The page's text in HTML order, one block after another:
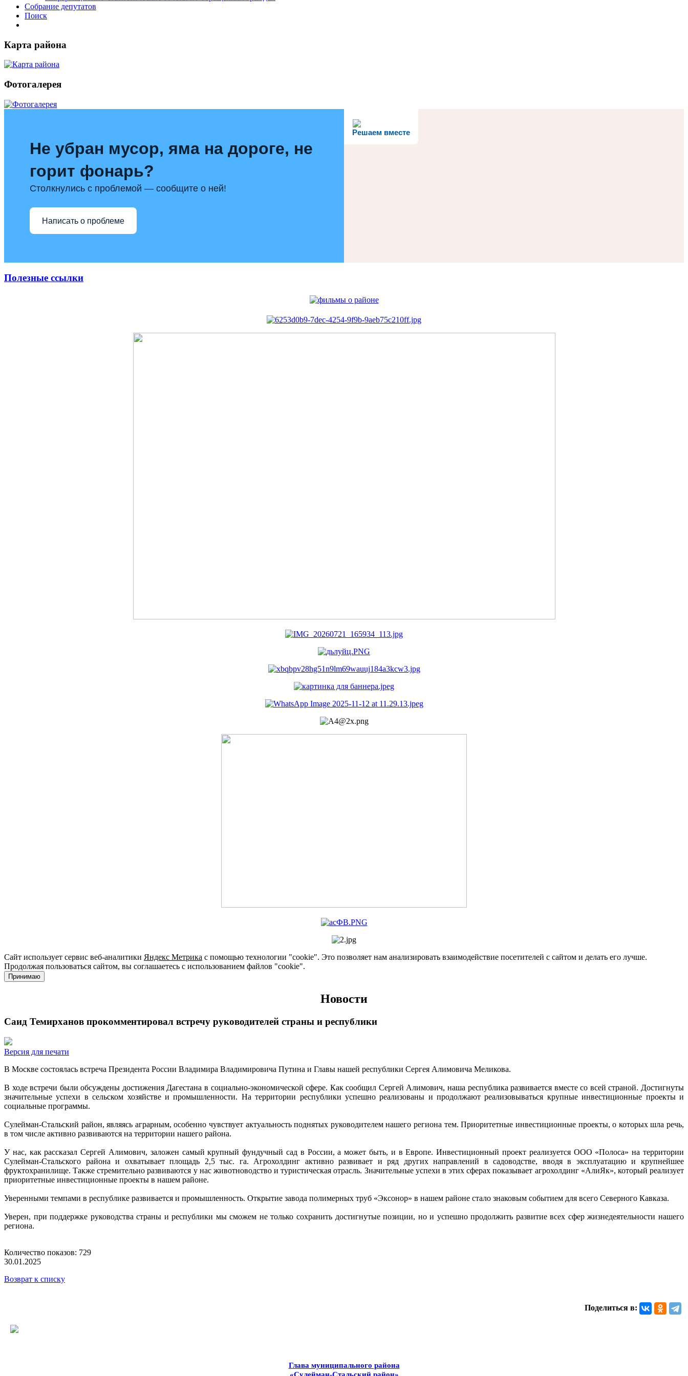
Собрание депутатов
Поиск
Карта района
Фотогалерея
Решаем вместе
Не убран мусор, яма на дороге, не
горит фонарь?
Столкнулись с проблемой — сообщите о ней!
Написать о проблеме
Полезные ссылки
Сайт использует сервис веб-аналитики Яндекс Метрика с помощью технологии "cookie". Это позволяет нам анализировать взаимодействие посетителей с сайтом и делать его лучше.
Продолжая пользоваться сайтом, вы соглашаетесь с использованием файлов "cookie".
Принимаю
Новости
Саид Темирханов прокомментировал встречу руководителей страны и республики
Версия для печати
В Москве состоялась встреча Президента России Владимира Владимировича Путина и Главы нашей республики Сергея Алимовича Меликова.
В ходе встречи были обсуждены достижения Дагестана в социально-экономической сфере. Как сообщил Сергей Алимович, наша республика развивается вместе со всей страной. Достигнуты
значительные успехи в сельском хозяйстве и промышленности. На территории республики успешно реализованы и продолжают реализовываться крупные инвестиционные проекты и
социальные программы.
Сулейман-Стальский район, являясь аграрным, особенно чувствует актуальность поднятых руководителем нашего региона тем. Приоритетные инвестиционные проекты, о которых шла речь,
в том числе активно развиваются на территории нашего района.
У нас, как рассказал Сергей Алимович, заложен самый крупный фундучный сад в России, а может быть, и в Европе. Инвестиционный проект реализуется ООО «Полоса» на территории
Сулейман-Стальского района и охватывает площадь 2,5 тыс. га. Агрохолдинг активно развивает и ряд других направлений в садоводстве, вводя в эксплуатацию и крупнейшее
фруктохранилище. Также стремительно развиваются у нас животноводство и туристическая отрасль. Значительные успехи в этих сферах показывает агрохолдинг «АлиЯк», который реализует
приоритетные инвестиционные проекты в нашем районе.
Уверенными темпами в республике развивается и промышленность. Открытие завода полимерных труб «Эксонор» в нашем районе стало знаковым событием для всего Северного Кавказа.
Уверен, при поддержке руководства страны и республики мы сможем не только сохранить достигнутые позиции, но и успешно продолжить развитие всех сфер жизнедеятельности нашего
региона.
Количество показов: 729
30.01.2025
Возврат к списку
Поделиться в:
Глава муниципального района